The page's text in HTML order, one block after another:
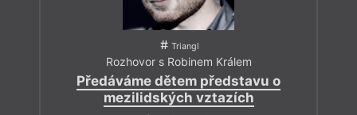
Triangl
Rozhovor s Robinem Králem
Předáváme dětem představu o
mezilidských vztazích